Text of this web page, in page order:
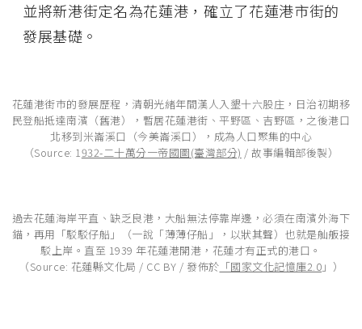
並將新港街定名為花蓮港，確立了花蓮港市街的
發展基礎。
花蓮港街巿的發展歷程，清朝光緒年間漢人入墾十六股庄，日治初期移
民登船抵達南濱（舊港），暫居花蓮港街、平野區、吉野區，之後港口
北移到米崙溪口（今美崙溪口），成為人口聚集的中心
（Source: 1932-二十萬分一帝國圖(臺灣部分) / 故事編輯部後製）
過去花蓮海岸平直、缺乏良港，大船無法停靠岸邊，必須在南濱外海下
錨，再用「駁駁仔船」（一說「薄薄仔船」，以狀其聲）也就是舢舨接
駁上岸。直至 1939 年花蓮港開港，花蓮才有正式的港口。
（Source: 花蓮縣文化局 / CC BY / 發佈於 「國家文化記憶庫2.0 」）